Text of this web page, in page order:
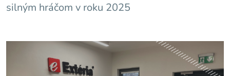
silným hráčom v roku 2025